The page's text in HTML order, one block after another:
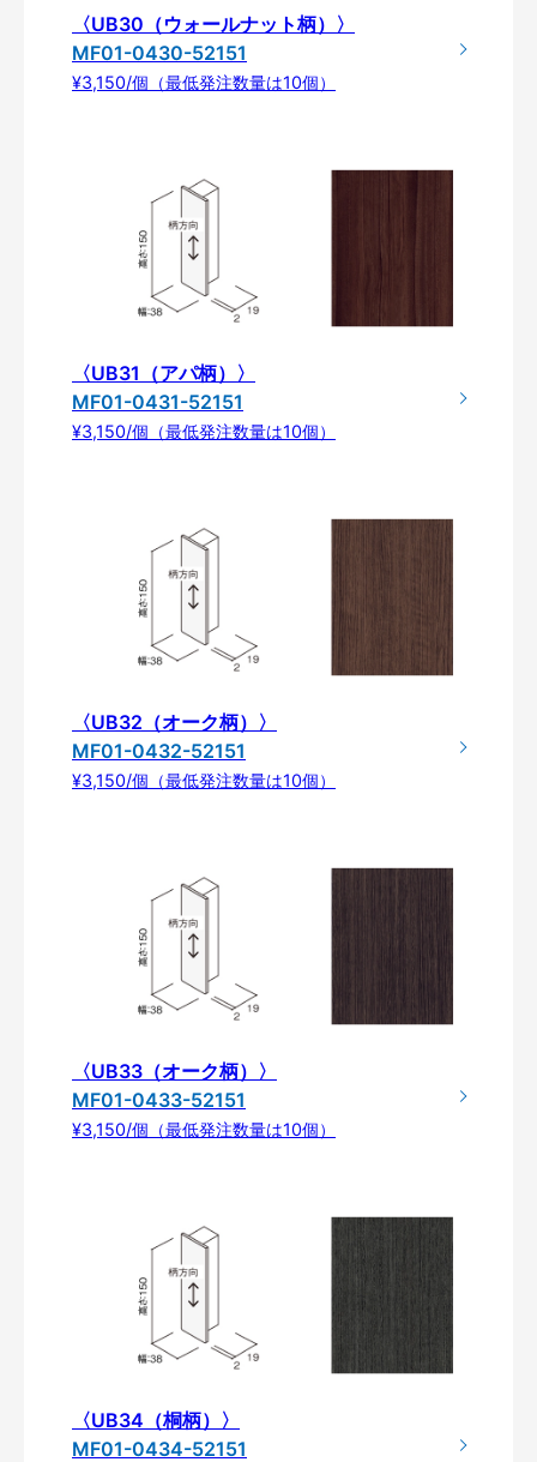
〈UB30（ウォールナット柄）〉
MF01-0430-52151
¥3,150/個（最低発注数量は10個）
〈UB31（アパ柄）〉
MF01-0431-52151
¥3,150/個（最低発注数量は10個）
〈UB32（オーク柄）〉
MF01-0432-52151
¥3,150/個（最低発注数量は10個）
〈UB33（オーク柄）〉
MF01-0433-52151
¥3,150/個（最低発注数量は10個）
〈UB34（桐柄）〉
MF01-0434-52151